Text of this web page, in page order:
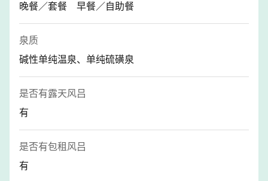
晚餐／套餐 早餐／自助餐
泉质
碱性单纯温泉、单纯硫磺泉
是否有露天风吕
有
是否有包租风吕
有